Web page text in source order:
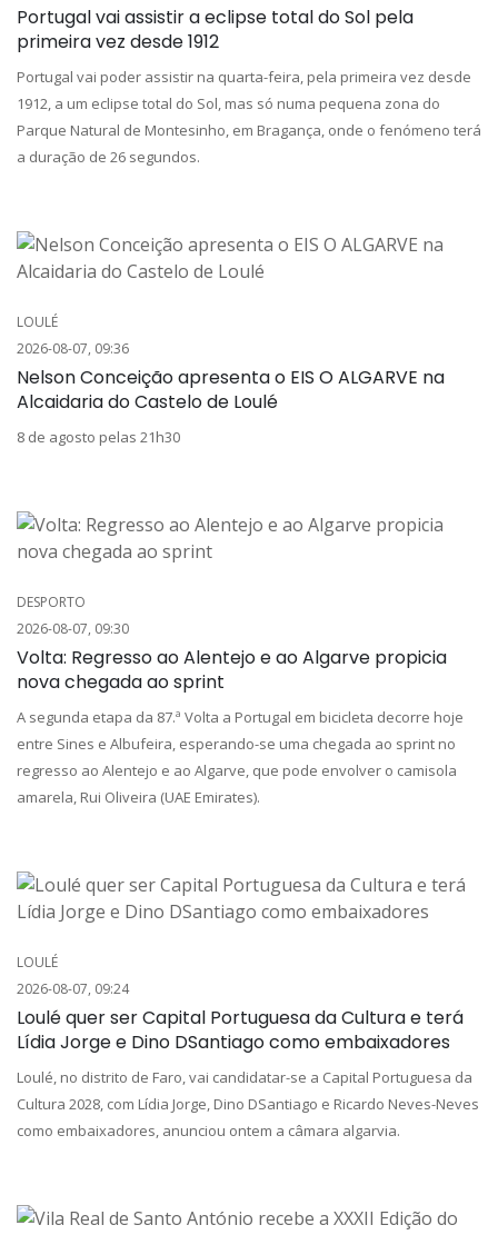
Portugal vai assistir a eclipse total do Sol pela
primeira vez desde 1912
Portugal vai poder assistir na quarta-feira, pela primeira vez desde
1912, a um eclipse total do Sol, mas só numa pequena zona do
Parque Natural de Montesinho, em Bragança, onde o fenómeno terá
a duração de 26 segundos.
LOULÉ
2026-08-07, 09:36
Nelson Conceição apresenta o EIS O ALGARVE na
Alcaidaria do Castelo de Loulé
8 de agosto pelas 21h30
DESPORTO
2026-08-07, 09:30
Volta: Regresso ao Alentejo e ao Algarve propicia
nova chegada ao sprint
A segunda etapa da 87.ª Volta a Portugal em bicicleta decorre hoje
entre Sines e Albufeira, esperando-se uma chegada ao sprint no
regresso ao Alentejo e ao Algarve, que pode envolver o camisola
amarela, Rui Oliveira (UAE Emirates).
LOULÉ
2026-08-07, 09:24
Loulé quer ser Capital Portuguesa da Cultura e terá
Lídia Jorge e Dino DSantiago como embaixadores
Loulé, no distrito de Faro, vai candidatar-se a Capital Portuguesa da
Cultura 2028, com Lídia Jorge, Dino DSantiago e Ricardo Neves-Neves
como embaixadores, anunciou ontem a câmara algarvia.